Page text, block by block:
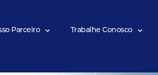
Parceiro Trabalhe Conosco